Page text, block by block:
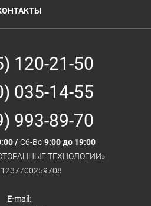
120-21-50
035-14-55
993-89-70
/ Сб-Вс 9:00 до 19:00
ТЕХНОЛОГИИ»
E-mail: